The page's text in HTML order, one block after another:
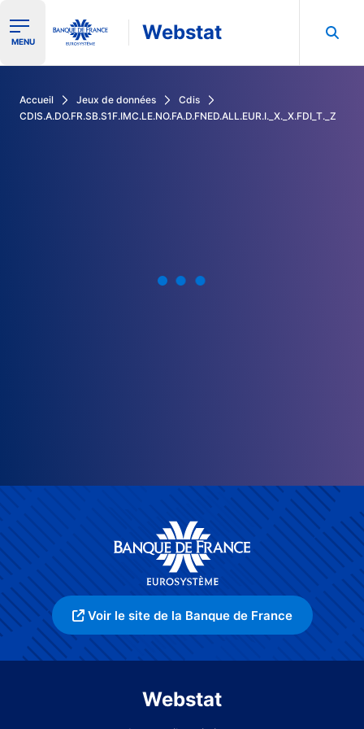
Ouvrir le menu de navigation
MENU Webstat
Accueil Jeux de données
Cdis
CDIS.A.DO.FR.SB.S1F.IMC.LE.NO.FA.D.FNED.ALL.EUR.I._X._X.FDI_T._Z
Voir le site de la Banque de France
Webstat